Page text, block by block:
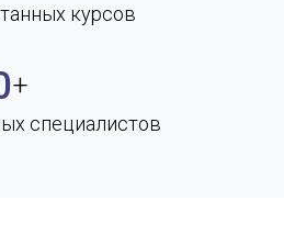
курсов
+
специалистов